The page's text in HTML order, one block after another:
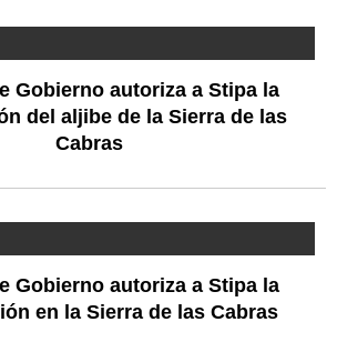
Gobierno autoriza a Stipa la
del aljibe de la Sierra de las
Cabras
Gobierno autoriza a Stipa la
en la Sierra de las Cabras